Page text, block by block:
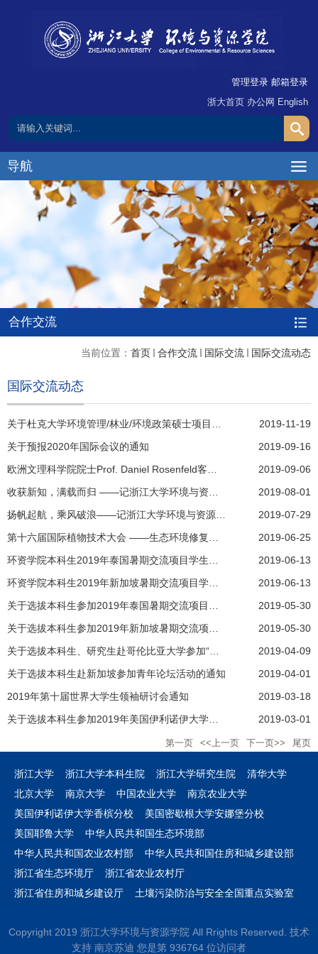
管理登录 邮箱登录
浙大首页 办公网 English
导航
合作交流
当前位置： 首页 合作交流 国际交流 国际交流动态
国际交流动态
关于杜克大学环境管理/林业/环境政策硕士项目宣讲会的通知
2019-11-19
关于预报2020年国际会议的通知
2019-09-16
欧洲文理科学院院士Prof. Daniel Rosenfeld客座教授受聘仪式暨海外名师大讲堂
2019-09-06
收获新知，满载而归 ——记浙江大学环境与资源学院赴泰国考察活动
2019-08-01
扬帆起航，乘风破浪——记浙江大学环境与资源学院赴新加坡本科实习实践活动
2019-07-29
第十六届国际植物技术大会 ——生态环境修复与食品安全
2019-06-25
环资学院本科生2019年泰国暑期交流项目学生名单公示
2019-06-13
环资学院本科生2019年新加坡暑期交流项目学生名单公示
2019-06-13
关于选拔本科生参加2019年泰国暑期交流项目的通知
2019-05-30
关于选拔本科生参加2019年新加坡暑期交流项目的通知
2019-05-30
关于选拔本科生、研究生赴哥伦比亚大学参加“可持续发展”2019暑期研讨会的通知
2019-04-09
关于选拔本科生赴新加坡参加青年论坛活动的通知
2019-04-01
2019年第十届世界大学生领袖研讨会通知
2019-03-18
关于选拔本科生参加2019年美国伊利诺伊大学厄巴纳香槟分校（UIUC）暑期交流项目的通知
2019-03-01
第一页 <<上一页 下一页>> 尾页
浙江大学 浙江大学本科生院 浙江大学研究生院
清华大学
北京大学
南京大学 中国农业大学
南京农业大学
美国伊利诺伊大学香槟分校
美国密歇根大学安娜堡分校
美国耶鲁大学
中华人民共和国生态环境部
中华人民共和国农业农村部
中华人民共和国住房和城乡建设部
浙江省生态环境厅
浙江省农业农村厅
浙江省住房和城乡建设厅
土壤污染防治与安全全国重点实验室
Copyright 2019 浙江大学环境与资源学院 All Rrights Reserved. 技术
支持 南京苏迪 您是第 936764 位访问者